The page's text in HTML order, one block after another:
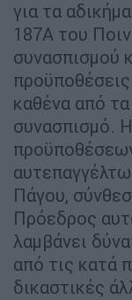
για τα
187Α του
συνασπισμού
καθένα από
συνασπισμό.
Πάγου,
Πρόεδρος
λαμβάνει
από τις κατά
δικαστικές